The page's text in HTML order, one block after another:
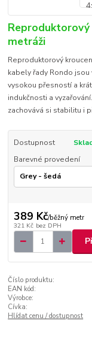
metráži
Reproduktorový
kabely řady Rondo
vysokou přesností a
indukčnosti a
zachovává si stabilitu i
Dostupnost
Barevné provedení
389 Kč/běžný metr
321 Kč bez DPH
Číslo produktu:
EAN kód:
Výrobce:
Cívka:
Hlídat cenu / dostupnost